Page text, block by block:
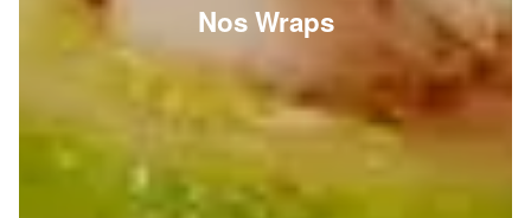
Nos Wraps